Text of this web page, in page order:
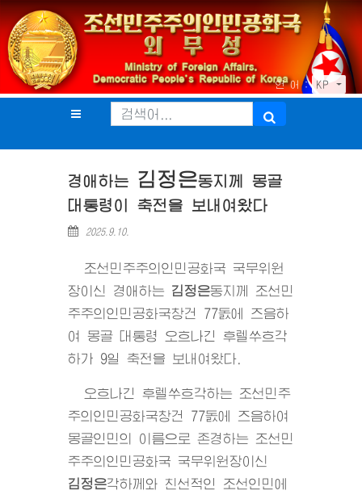
언 어 : KP
경애하는 김정은동지 께 몽골
대통령이 축전을 보내여왔다
2025.9.10.
조선민주주의인민공화국 국무위원
장이신 경애하는 김정은동지 께 조선민
주주의인민공화국창건 77돐에 즈음하
여 몽골 대통령 오흐나긴 후렐쑤흐각
하가 9일 축전을 보내여왔다.
오흐나긴 후렐쑤흐각하는 조선민주
주의인민공화국창건 77돐에 즈음하여
몽골인민의 이름으로 존경하는 조선민
주주의인민공화국 국무위원장이신
김정은각하께와 친선적인 조선인민에